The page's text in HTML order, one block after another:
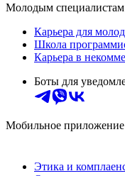
Молодым специалистам
Карьера для
Школа
Карьера в
Боты для
Мобильное приложение
Этика и